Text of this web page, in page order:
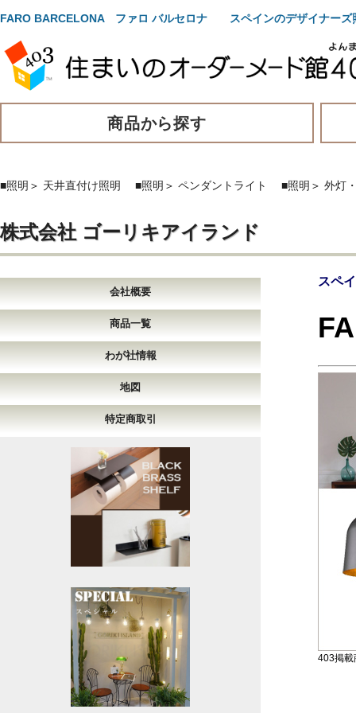
FARO BARCELONA ファロ バルセロナ スペインのデザイナーズ
商品から探す
■照明 ＞ 天井直付け照明 ■照明 ＞ ペンダントライト ■照明 ＞ 外灯
株式会社 ゴーリキアイランド
会社概要
商品一覧
わが社情報
地図
特定商取引
スペ
403掲載